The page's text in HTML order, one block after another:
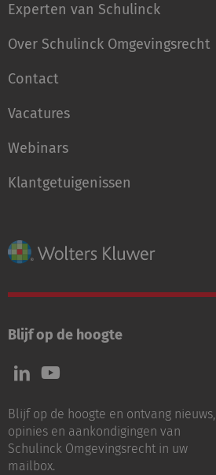
Experten van Schulinck
Over Schulinck Omgevingsrecht
Contact
Vacatures
Webinars
Klantgetuigenissen
Blijf op de hoogte
Volg
ons
LinkedIn
Volg
ons
Youtube
Blijf op de hoogte en ontvang nieuws,
opinies en aankondigingen van
Schulinck Omgevingsrecht in uw
mailbox.